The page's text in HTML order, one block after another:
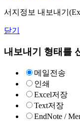
서지정보 내보내기
닫기
내보내기 형태를
메일전송
인쇄
Excel저장
Text저장
EndNote /